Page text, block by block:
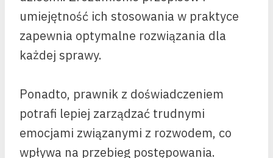
umiejętność ich stosowania w praktyce
zapewnia optymalne rozwiązania dla
każdej sprawy.
Ponadto, prawnik z doświadczeniem
potrafi lepiej zarządzać trudnymi
emocjami związanymi z rozwodem, co
wpływa na przebieg postępowania.